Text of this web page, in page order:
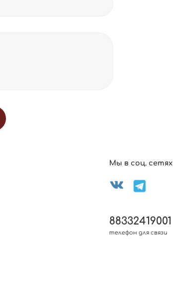
Мы в соц. сетях
88332419001
телефон для связи